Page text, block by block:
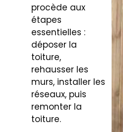
procède aux
étapes
essentielles :
déposer la
toiture,
rehausser les
murs, installer les
réseaux, puis
remonter la
toiture.